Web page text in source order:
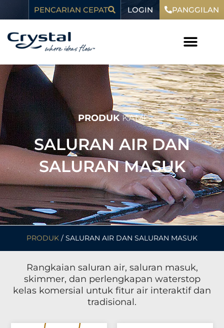
PENCARIAN CEPAT LOGIN PANGGILAN
PRODUKKAMI
SALURAN AIR DAN
SALURAN MASUK
PRODUK / SALURAN AIR DAN SALURAN MASUK
Rangkaian saluran air, saluran masuk,
skimmer, dan perlengkapan waterstop
kelas komersial untuk fitur air interaktif dan
tradisional.